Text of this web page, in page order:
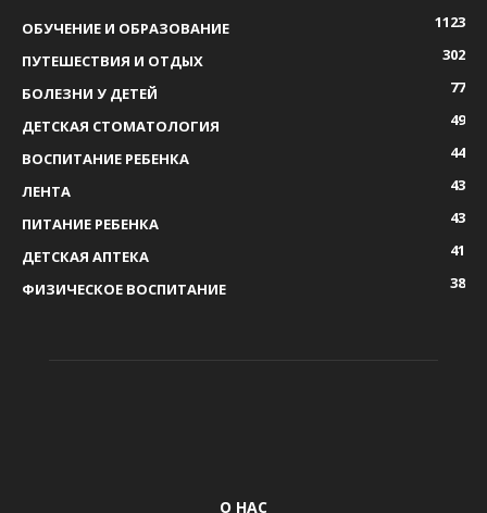
ОБУЧЕНИЕ И ОБРАЗОВАНИЕ
1123
ПУТЕШЕСТВИЯ И ОТДЫХ
302
БОЛЕЗНИ У ДЕТЕЙ
77
ДЕТСКАЯ СТОМАТОЛОГИЯ
49
ВОСПИТАНИЕ РЕБЕНКА
44
ЛЕНТА
43
ПИТАНИЕ РЕБЕНКА
43
ДЕТСКАЯ АПТЕКА
41
ФИЗИЧЕСКОЕ ВОСПИТАНИЕ
38
О НАС